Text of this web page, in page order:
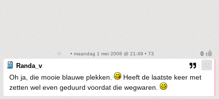
• maandag 1 mei 2006 @ 21:49 • 73
Randa_v
Oh ja, die mooie blauwe plekken.
Heeft de laatste keer met
zetten wel even geduurd voordat die wegwaren.